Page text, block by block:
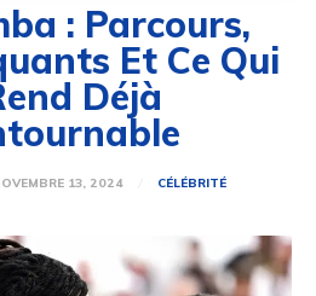
: Parcours,
Et Ce Qui
Déjà
13, 2024 CÉLÉBRITÉ